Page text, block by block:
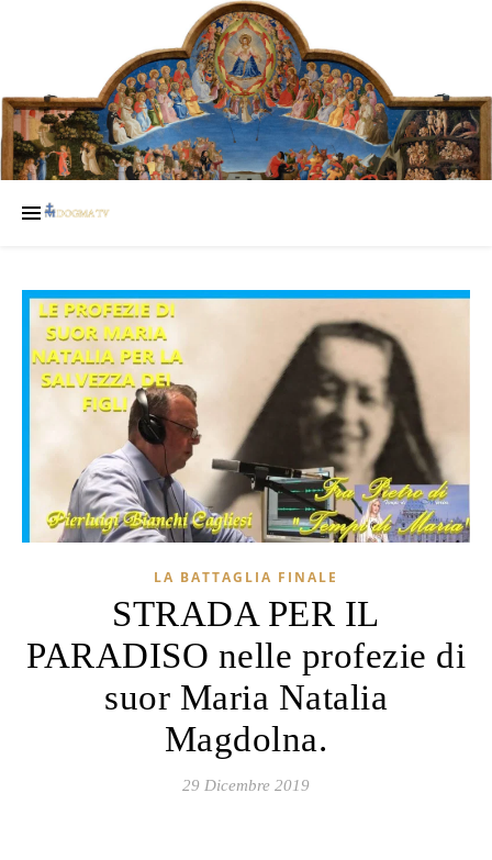
LA BATTAGLIA FINALE
STRADA PER IL
PARADISO nelle profezie di
suor Maria Natalia
Magdolna.
29 Dicembre 2019